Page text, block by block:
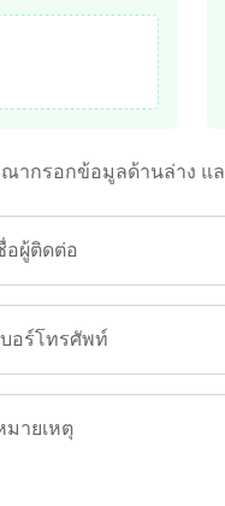
ากรอกข้อมูลด้านล่าง แ
อผู้ติดต่อ
บอร์โทรศัพท์
มายเหตุ